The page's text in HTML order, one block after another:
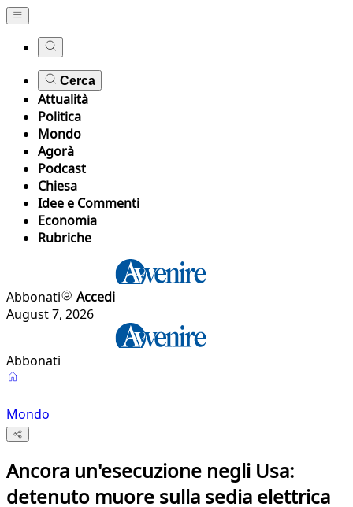
Cerca
Attualità
Politica
Mondo
Agorà
Podcast
Chiesa
Idee e Commenti
Economia
Rubriche
Abbonati
Accedi
August 7, 2026
Abbonati
Mondo
Ancora un'esecuzione negli Usa:
detenuto muore sulla sedia elettrica